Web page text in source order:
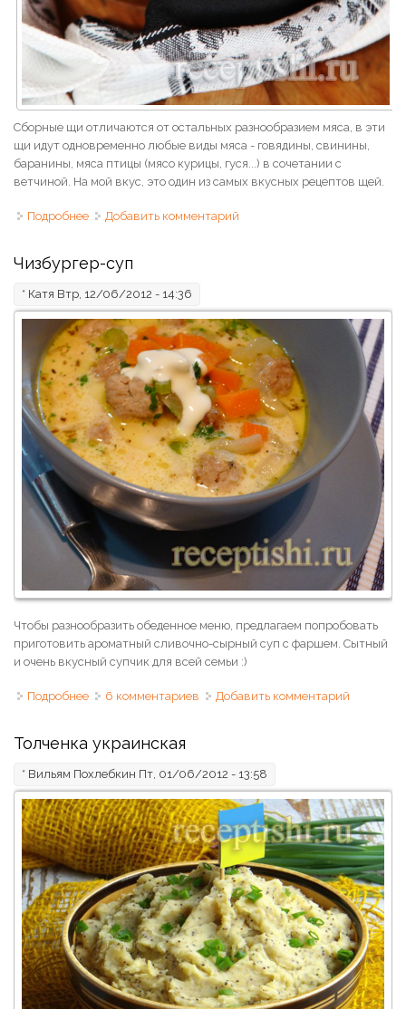
Сборные щи отличаются от остальных разнообразием мяса, в эти
щи идут одновременно любые виды мяса - говядины, свинины,
баранины, мяса птицы (мясо курицы, гуся...) в сочетании с
ветчиной. На мой вкус, это один из самых вкусных рецептов щей.
Подробнее о Щи кислые сборные
Добавить комментарий
Чизбургер-суп
* Катя Втр, 12/06/2012 - 14:36
Чтобы разнообразить обеденное меню, предлагаем попробовать
приготовить ароматный сливочно-сырный суп с фаршем. Сытный
и очень вкусный супчик для всей семьи :)
Подробнее о Чизбургер-суп
6 комментариев Добавить комментарий
Толченка украинская
* Вильям Похлебкин Пт, 01/06/2012 - 13:58